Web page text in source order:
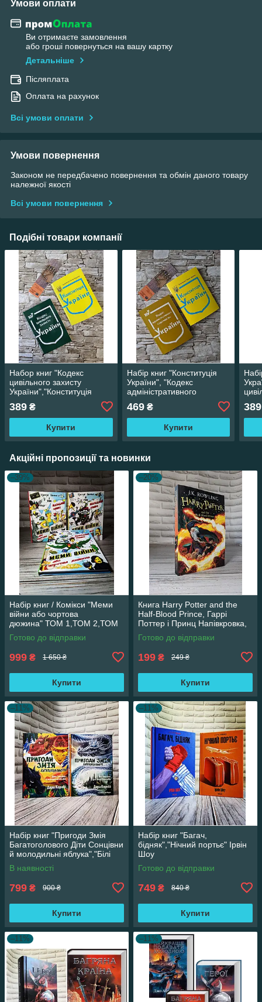
Умови оплати
Ви отримаєте замовлення
або гроші повернуться на вашу картку
Детальніше
Післяплата
Оплата на рахунок
Всі умови оплати
Умови повернення
Законом не передбачено повернення та обмін даного товару
належної якості
Всі умови повернення
Подібні товари компанії
Набор книг "Кодекс
цивільного захисту
України","Конституція
389 ₴
Купити
Набір книг "Конституція
України", "Кодекс
адміністративного
Паливода А. В.
469₴
Купити
389
Акційні пропозиції та новинки
–39%
Набір книг / Комікси "Меми
війни або чортова
дюжина" ТОМ 1,ТОМ 2,ТОМ
3 Трегуб Ганна
Готово до відправки
999 ₴ 1 650 ₴
Купити
–20%
Книга Harry Potter and the
Half-Blood Prince, Гаррі
Поттер і Принц Напівкровка,
англійською мовою
Готово до відправки
199 ₴ 249 ₴
Купити
–11%
Набір книг "Пригоди Змія
Багатоголового Діти Сонцівни
й молодильні яблука","Білі
перлини для Білої Королеви"
В наявності
799 ₴ 900 ₴
Купити
–11%
Набір книг "Багач,
бідняк","Нічний портьє" Ірвін
Шоу
Готово до відправки
749 ₴ 840 ₴
Купити
–11% –11%